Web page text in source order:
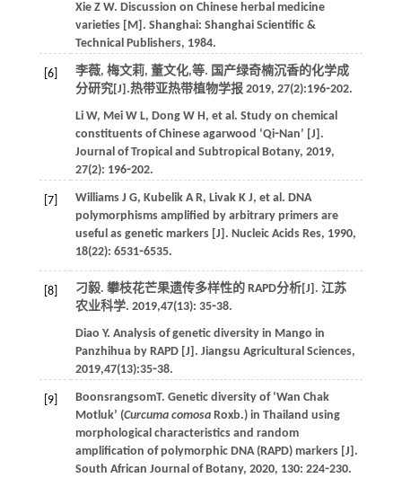
Xie Z W. Discussion on Chinese herbal medicine
varieties[M]. Shanghai: Shanghai Scientific &
Technical Publishers, 1984.
[6] 李薇, 梅文莉, 董文化,等. 国产绿奇楠沉香的化学成
分研究[J].热带亚热带植物学报 2019, 27(2):196⁃202.
Li W, Mei W L, Dong W H, et al. Study on chemical
constituents of Chinese agarwood ‘Qi⁃Nan’ [J].
Journal of Tropical and Subtropical Botany, 2019,
27(2): 196⁃202.
[7] Williams J G, Kubelik A R, Livak K J, et al. DNA
polymorphisms amplified by arbitrary primers are
useful as genetic markers [J]. Nucleic Acids Res, 1990,
18(22): 6531⁃6535.
[8] 刁毅. 攀枝花芒果遗传多样性的 RAPD分析[J]. 江苏
农业科学. 2019,47(13): 35⁃38.
Diao Y. Analysis of genetic diversity in Mango in
Panzhihua by RAPD [J]. Jiangsu Agricultural Sciences,
2019,47(13):35⁃38.
[9]
BoonsrangsomT. Genetic diversity of ‘Wan Chak
Motluk’ (Curcuma comosaRoxb.) in Thailand using
morphological characteristics and random
amplification of polymorphic DNA (RAPD) markers [J].
South African Journal of Botany, 2020, 130: 224⁃230.